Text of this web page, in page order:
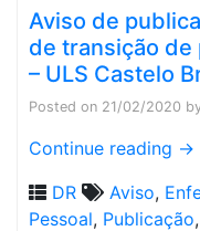
Aviso de
de transição de
– ULS Castelo
Posted on 21/02/2020
Continue reading →
DR
Aviso,
Pessoal, Publicação,